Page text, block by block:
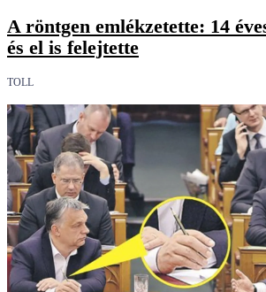
A röntgen emlékzetette: 14
és el is felejtette
TOLL